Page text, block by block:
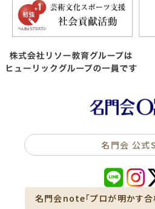
名門会 公式
名門会note「プロが明かす合